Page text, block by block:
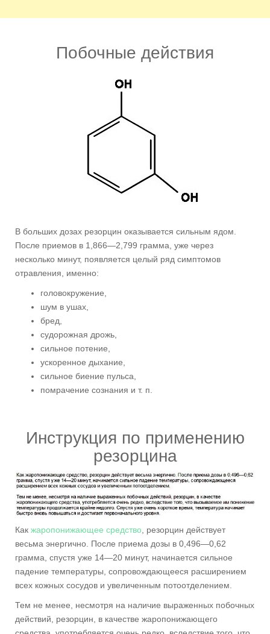
Побочные действия
В больших дозах резорцин оказывается сильным ядом.
После приемов в 1,866—2,799 грамма, уже через
несколько минут, появляется целый ряд симптомов
отравления, именно:
головокружение,
шум в ушах,
бред,
судорожная дрожь,
сильное потение,
ускоренное дыхание,
сильное биение пульса,
помрачение сознания и т. п.
Инструкция по применению
резорцина
Как жаропонижающее средство , резорцин действует
весьма энергично. После приема дозы в 0,496—0,62
грамма, спустя уже 14—20 минут, начинается сильное
падение температуры, сопровождающееся расширением
всех кожных сосудов и увеличенным потоотделением.
Тем не менее, несмотря на наличие выраженных побочных
действий, резорцин, в качестве жаропонижающего